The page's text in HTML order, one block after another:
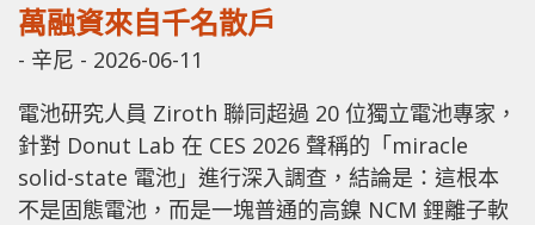
萬融資來自千名散戶
- 辛尼 - 2026-06-11
電池研究人員 Ziroth 聯同超過 20 位獨立電池專家，
針對 Donut Lab 在 CES 2026 聲稱的「miracle
solid-state 電池」進行深入調查，結論是：這根本
不是固態電池，而是一塊普通的高鎳 NCM 鋰離子軟